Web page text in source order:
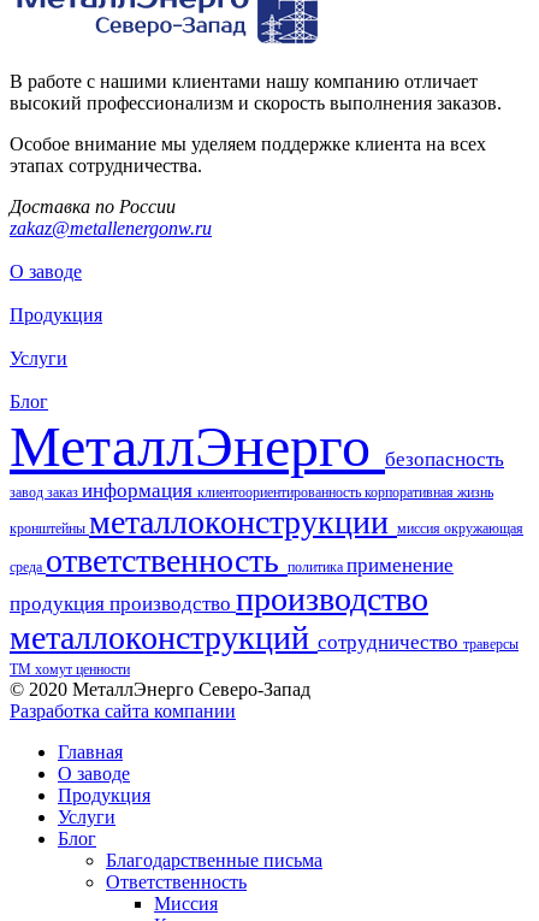
В работе с нашими клиентами нашу компанию отличает
высокий профессионализм и скорость выполнения заказов.
Особое внимание мы уделяем поддержке клиента на всех
этапах сотрудничества.
Доставка по России
zakaz@metallenergonw.ru
О заводе
Продукция
Услуги
Блог
МеталлЭнерго безопасность
завод заказ информация клиентоориентированность корпоративная жизнь
кронштейны металлоконструкции миссия окружающая
среда ответственность политика применение
продукция производство производство
металлоконструкций сотрудничество траверсы
ТМ хомут ценности
© 2020 МеталлЭнерго Северо-Запад
Разработка сайта компании
Главная
О заводе
Продукция
Услуги
Блог
Благодарственные письма
Ответственность
Миссия